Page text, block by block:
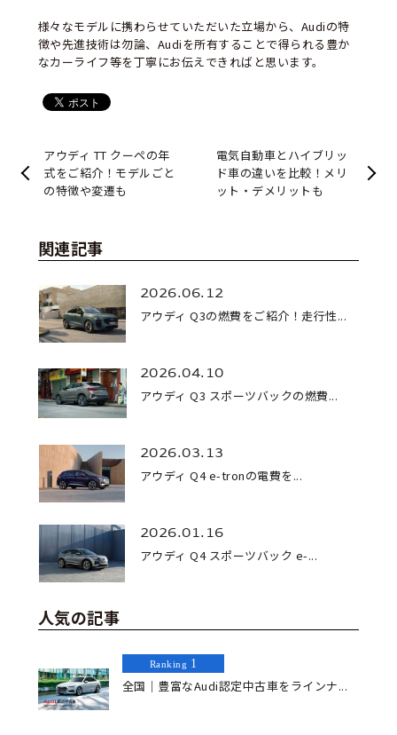
様々なモデルに携わらせていただいた立場から、Audiの特
徴や先進技術は勿論、Audiを所有することで得られる豊か
なカーライフ等を丁寧にお伝えできればと思います。
アウディ TT クーペの年
式をご紹介！モデルごと
の特徴や変遷も
電気自動車とハイブリッ
ド車の違いを比較！メリ
ット・デメリットも
関連記事
2026.06.12
アウディ Q3の燃費をご紹介！走行性...
2026.04.10
アウディ Q3 スポーツバックの燃費...
2026.03.13
アウディ Q4 e-tronの電費を...
2026.01.16
アウディ Q4 スポーツバック e-...
人気の記事
Ranking 1
全国｜豊富なAudi認定中古車をラインナ...